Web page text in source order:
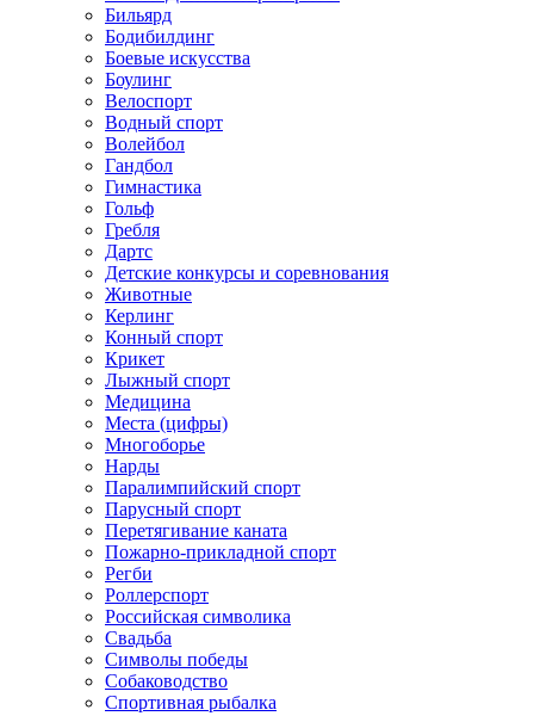
Бильярд
Бодибилдинг
Боевые искусства
Боулинг
Велоспорт
Водный спорт
Волейбол
Гандбол
Гимнастика
Гольф
Гребля
Дартс
Детские конкурсы и соревнования
Животные
Керлинг
Конный спорт
Крикет
Лыжный спорт
Медицина
Места (цифры)
Многоборье
Нарды
Паралимпийский спорт
Парусный спорт
Перетягивание каната
Пожарно-прикладной спорт
Регби
Роллерспорт
Российская символика
Свадьба
Символы победы
Собаководство
Спортивная рыбалка